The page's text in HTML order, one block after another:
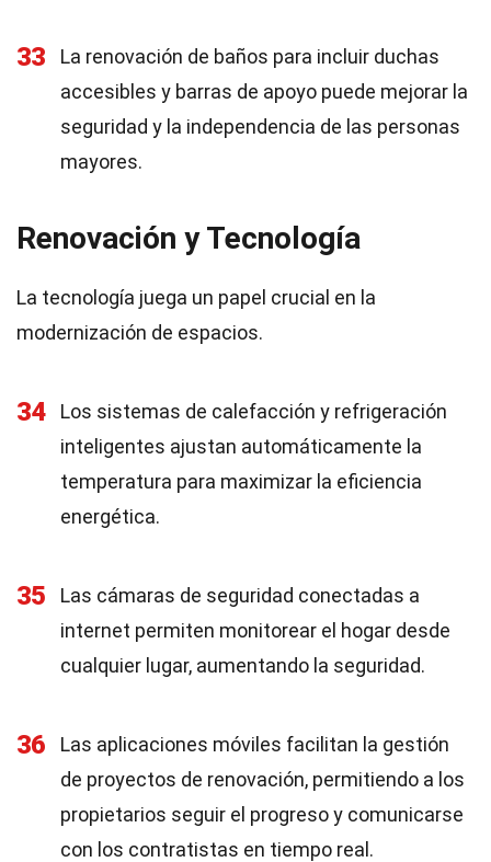
33
La renovación de baños para incluir duchas
accesibles y barras de apoyo puede mejorar la
seguridad y la independencia de las personas
mayores.
Renovación y Tecnología
La tecnología juega un papel crucial en la
modernización de espacios.
34
Los sistemas de calefacción y refrigeración
inteligentes ajustan automáticamente la
temperatura para maximizar la eficiencia
energética.
35
Las cámaras de seguridad conectadas a
internet permiten monitorear el hogar desde
cualquier lugar, aumentando la seguridad.
36
Las aplicaciones móviles facilitan la gestión
de proyectos de renovación, permitiendo a los
propietarios seguir el progreso y comunicarse
con los contratistas en tiempo real.